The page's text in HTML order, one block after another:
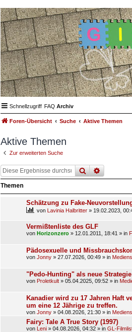
Schnellzugriff FAQ Archiv
Foren-Übersicht Suche Aktive Themen
Aktive Themen
Zur erweiterten Suche
suche
Themen
Schätzung zu Fake-
von Lavinia Halbritter » 19.02.2023,
Vermißtenliste des GLF
von Horizonzero » 12.01.2011, 18:41 » in
Pädosexuelle und
von Jonny » 27.07.2026, 00:49 » in
"Pedo-Hunting" als neue
von Proletkult » 05.04.2025, 09:52 » in
Kanadier wird zu 17 Jahren Haft
um eine 12 Jährige zu treffen.
von Jonny » 04.08.2026, 21:30 » in
Fairy: Tale A True Story (1997)
von Leni » 04.08.2026, 04:32 » in GL-